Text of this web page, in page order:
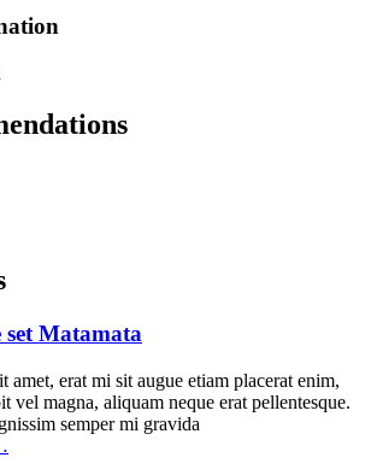
Matamata
amet, erat mi sit augue etiam placerat enim,
vel magna, aliquam neque erat pellentesque.
semper mi gravida